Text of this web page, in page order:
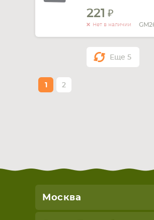
221
Нет в наличии
Еще 5
1 2
Москва